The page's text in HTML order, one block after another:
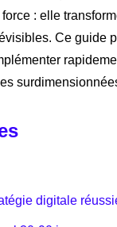
: elle
Ce guide
digitale